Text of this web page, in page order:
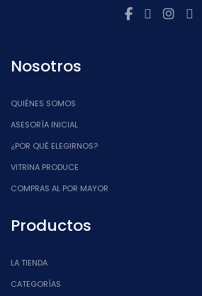
Nosotros
QUIÉNES SOMOS
ASESORÍA INICIAL
¿POR QUÉ ELEGIRNOS?
VITRINA PRODUCE
COMPRAS AL POR MAYOR
Productos
LA TIENDA
CATEGORÍAS